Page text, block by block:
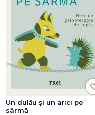
Un dulău și un arici pe
sârmă